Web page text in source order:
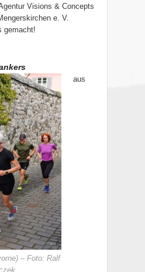
Visions & Concepts
e. V.
gemacht!
– Foto: Ralf
aus